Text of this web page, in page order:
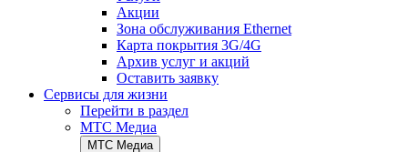
Акции
Зона обслуживания Ethernet
Карта покрытия 3G/4G
Архив услуг и акций
Оставить заявку
Сервисы для жизни
Перейти в раздел
МТС Медиа
МТС Медиа